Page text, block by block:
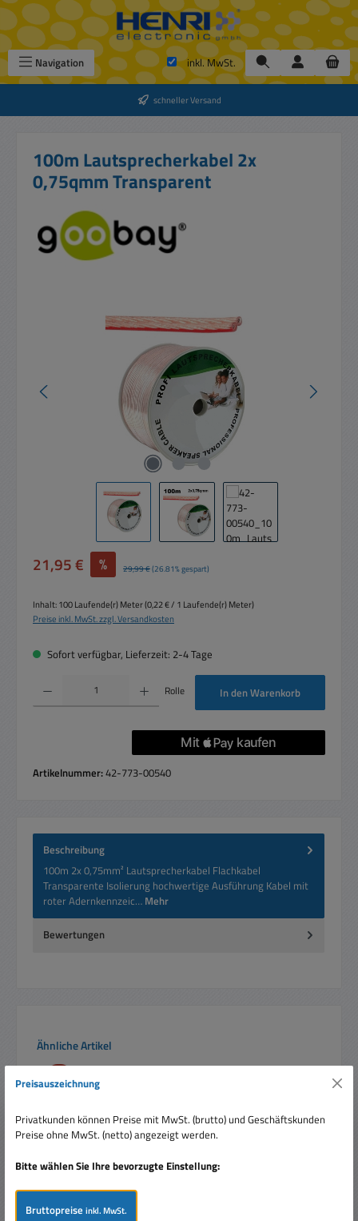
Zum Hauptinhalt springen
Navigation inkl. MwSt.
schneller Versand
100m Lautsprecherkabel 2x
0,75qmm Transparent
Verkaufspreis:
21,95 € % Regulärer Preis:
29,99 €(26.81% gespart)
Inhalt:100 Laufende(r) Meter(0,22 € / 1 Laufende(r) Meter)
Preise inkl. MwSt. zzgl. Versandkosten
Sofort verfügbar, Lieferzeit: 2-4 Tage
Produkt Anzahl: Gib den gewünschten Wert ein oder benutze die Schaltflächen um
Rolle In den Warenkorb
Artikelnummer:42-773-00540
Beschreibung
100m 2x 0,75mm² Lautsprecherkabel Flachkabel
Transparente Isolierung hochwertige Ausführung Kabel mit
roter Adernkennzeic… Mehr
Bewertungen
Produktgalerie überspringen
Ähnliche Artikel
Preisauszeichnung
Privatkunden können Preise mit MwSt. (brutto) und Geschäftskunden
Preise ohne MwSt. (netto) angezeigt werden.
Bitte wählen Sie Ihre bevorzugte Einstellung:
Bruttopreiseinkl. MwSt.